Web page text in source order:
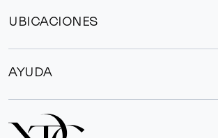
UBICACIONES
AYUDA